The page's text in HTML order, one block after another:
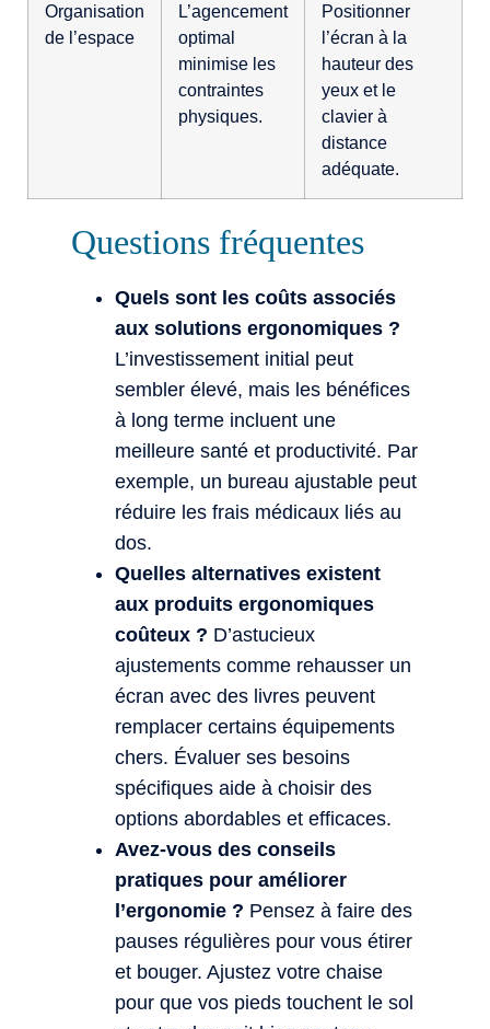
Organisation
de l’espace
L’agencement
optimal
minimise les
contraintes
physiques.
Positionner
l’écran à la
hauteur des
yeux et le
clavier à
distance
adéquate.
Questions fréquentes
Quels sont les coûts associés
aux solutions ergonomiques ?
L’investissement initial peut
sembler élevé, mais les bénéfices
à long terme incluent une
meilleure santé et productivité. Par
exemple, un bureau ajustable peut
réduire les frais médicaux liés au
dos.
Quelles alternatives existent
aux produits ergonomiques
coûteux ? D’astucieux
ajustements comme rehausser un
écran avec des livres peuvent
remplacer certains équipements
chers. Évaluer ses besoins
spécifiques aide à choisir des
options abordables et efficaces.
Avez-vous des conseils
pratiques pour améliorer
l’ergonomie ? Pensez à faire des
pauses régulières pour vous étirer
et bouger. Ajustez votre chaise
pour que vos pieds touchent le sol